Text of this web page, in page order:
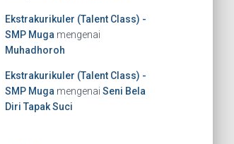
Ekstrakurikuler (Talent Class) -
SMP Muga mengenai
Muhadhoroh
Ekstrakurikuler (Talent Class) -
SMP Muga mengenai Seni Bela
Diri Tapak Suci